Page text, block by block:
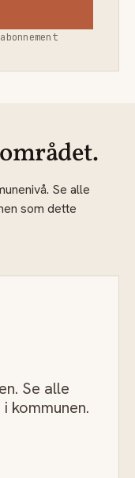
Se alle
som dette
Se alle
kommunen.